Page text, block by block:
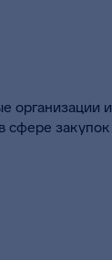
организации и
сфере закупок